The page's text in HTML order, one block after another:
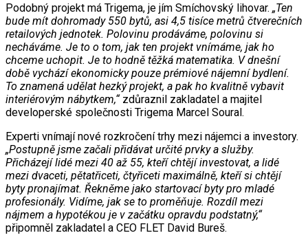
Podobný projekt má Trigema, je jím Smíchovský lihovar. „Ten
bude mít dohromady 550 bytů, asi 4,5 tisíce metrů čtverečních
retailových jednotek. Polovinu prodáváme, polovinu si
necháváme. Je to o tom, jak ten projekt vnímáme, jak ho
chceme uchopit. Je to hodně těžká matematika. V dnešní
době vychází ekonomicky pouze prémiové nájemní bydlení.
To znamená udělat hezký projekt, a pak ho kvalitně vybavit
interiérovým nábytkem,“zdůraznil zakladatel a majitel
developerské společnosti Trigema Marcel Soural.
Experti vnímají nové rozkročení trhy mezi nájemci a investory.
„Postupně jsme začali přidávat určité prvky a služby.
Přicházejí lidé mezi 40 až 55, kteří chtějí investovat, a lidé
mezi dvaceti, pětatřiceti, čtyřiceti maximálně, kteří si chtějí
byty pronajímat. Řekněme jako startovací byty pro mladé
profesionály. Vidíme, jak se to proměňuje. Rozdíl mezi
nájmem a hypotékou je v začátku opravdu podstatný,“
připomněl zakladatel a CEO FLET David Bureš.